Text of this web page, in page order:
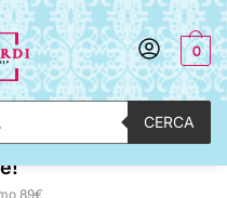
CERCA
0
automatico sul tuo
89€